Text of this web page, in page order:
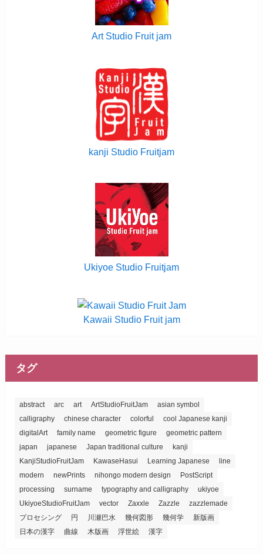
Art Studio Fruit jam
kanji Studio Fruitjam
Ukiyoe Studio Fruitjam
Kawaii Studio Fruit jam
タグ
abstract arc art ArtStudioFruitJam
asian symbol
calligraphy
chinese character colorful
cool Japanese kanji
digitalArt
family name geometric figure
geometric pattern
japan
japanese Japan traditional culture
kanji
KanjiStudioFruitJam
KawaseHasui Learning Japanese
line
modern
newPrints nihongo modern design
PostScript
processing
surname typography and calligraphy
ukiyoe
UkiyoeStudioFruitJam
vector Zaxxle Zazzle
zazzlemade
プロセシング
円 川瀬巴水 幾何図形 幾何学
新版画
日本の漢字
曲線 木版画 浮世絵 漢字